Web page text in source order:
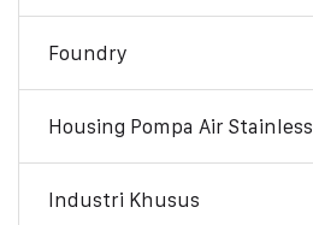
Foundry
Housing Pompa Air Stainless
Industri Khusus